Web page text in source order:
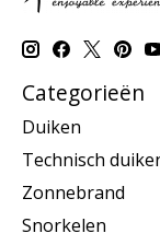
Categorieën
Duiken
Technisch
Zonnebrand
Snorkelen